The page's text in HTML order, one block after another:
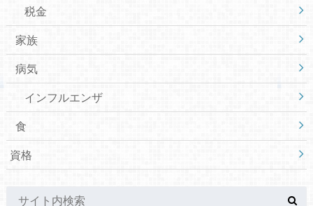
税金
家族
病気
インフルエンザ
食
資格